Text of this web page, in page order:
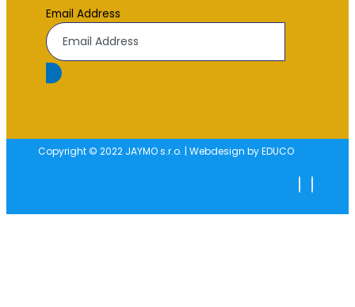
Email Address
Copyright © 2022 JAYMO s.r.o. | Webdesign by EDUCO